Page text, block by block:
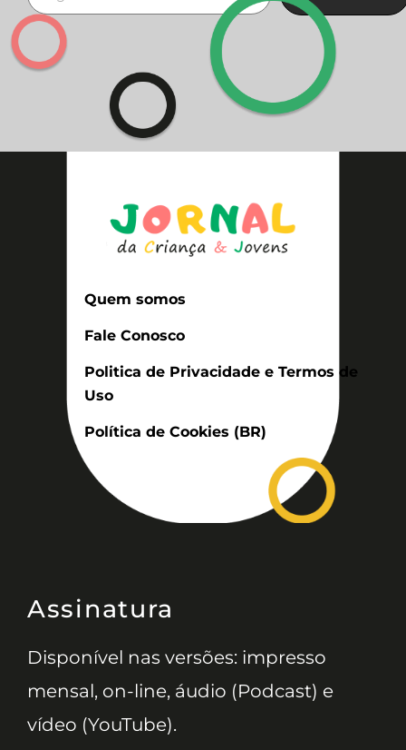
Quem somos
Fale Conosco
Politica de Privacidade e Termos de
Uso
Política de Cookies (BR)
Assinatura
Disponível nas versões: impresso
mensal, on-line, áudio (Podcast) e
vídeo (YouTube).